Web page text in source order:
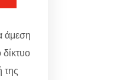
άμεση
της